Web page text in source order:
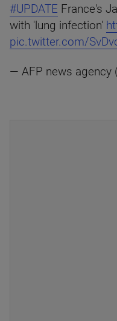
#UPDATE France's
with 'lung infection'
pic.twitter.com/
— AFP news agency